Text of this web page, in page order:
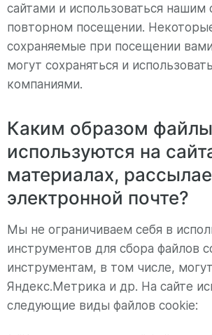
сайтами и использоваться нашим
повторном посещении.
сохраняемые при посещении
могут сохраняться и
компаниями.
Каким образом
используются на
материалах,
электронной почте?
Мы не ограничиваем себя в
инструментов для сбора файлов
инструментам, в том числе,
Яндекс.Метрика и др. На сайте
следующие виды файлов cookie: